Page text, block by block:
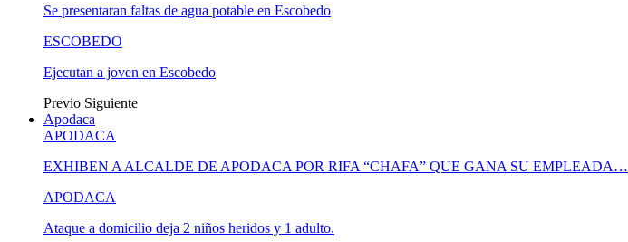
Se presentaran faltas de agua potable en Escobedo
ESCOBEDO
Ejecutan a joven en Escobedo
Previo Siguiente
Apodaca
APODACA
EXHIBEN A ALCALDE DE APODACA POR RIFA “CHAFA” QUE GANA SU EMPLEADA…
APODACA
Ataque a domicilio deja 2 niños heridos y 1 adulto.